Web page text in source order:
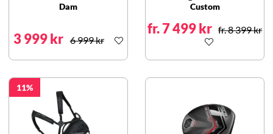
Dam
3 999 kr 6 999 kr
Custom
fr. 7 499 kr fr. 8 399 kr
11